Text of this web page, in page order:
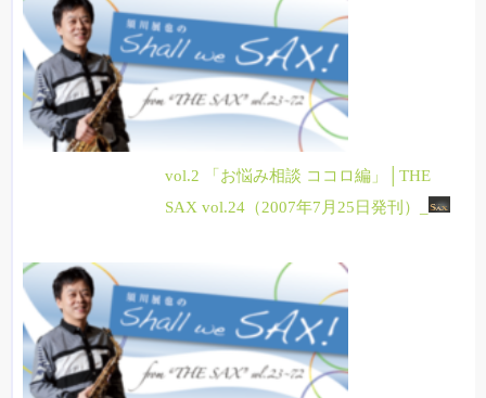
vol.2 「お悩み相談 ココロ編」│THE
SAX vol.24（2007年7月25日発刊）_